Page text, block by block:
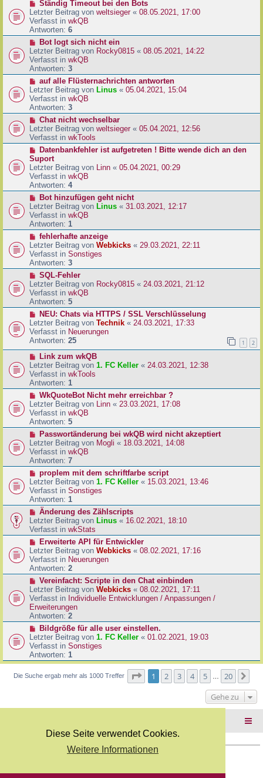
Diese Seite verwendet Cookies.
Weitere Informationen
g
B
e
i
t
a
g
N
e
u
e
r
B
e
i
t
a
g
Ständig Timeout bei den Bots
Letzter Beitrag von weltsieger« 08.05.2021, 17:00
Verfasst in wkQB
Antworten: 6
N
e
u
e
r
B
e
i
t
a
g
Bot logt sich nicht ein
Letzter Beitrag von Rocky0815 « 08.05.2021, 14:22
Verfasst in wkQB
Antworten: 3
N
e
u
e
r
B
e
i
r
a
g
auf alle Flüsternachrichten antworten
Letzter Beitrag von Linus « 05.04.2021, 15:04
Verfasst in wkQB
Antworten: 3
N
e
u
e
B
e
i
t
a
g
Chat nicht wechselbar
Letzter Beitrag von weltsieger « 05.04.2021, 12:56
Verfasst in wkTools
N
e
u
e
r
B
e
i
t
r
a
g
Datenbankfehler ist aufgetreten ! Bitte wende dich an den
Suport
Letzter Beitrag von Linn « 05.04.2021, 00:29
Verfasst in wkQB
Antworten: 4
N
e
u
e
r
B
e
i
t
a
g
Bot hinzufügen geht nicht
Letzter Beitrag von Linus « 31.03.2021, 12:17
Verfasst in wkQB
Antworten: 1
N
e
u
e
r
B
e
i
t
a
g
fehlerhafte anzeige
Letzter Beitrag von Webkicks « 29.03.2021, 22:11
Verfasst in Sonstiges
Antworten: 3
N
e
u
e
r
B
e
i
t
a
g
SQL-Fehler
Letzter Beitrag von Rocky0815 « 24.03.2021, 21:12
Verfasst in wkQB
Antworten: 5
N
e
u
e
r
B
e
i
t
a
g
NEU: Chats via HTTPS / SSL Verschlüsselung
Letzter Beitrag von Technik « 24.03.2021, 17:33
Verfasst in Neuerungen
Antworten: 25 1 2
N
e
u
e
r
B
e
i
t
a
g
Link zum wkQB
Letzter Beitrag von 1. FC Keller « 24.03.2021, 12:38
Verfasst in wkTools
Antworten: 1
N
e
u
e
r
B
e
i
t
a
g
WkQuoteBot Nicht mehr erreichbar ?
Letzter Beitrag von Linn « 23.03.2021, 17:08
Verfasst in wkQB
Antworten: 5
N
e
u
e
r
B
e
i
t
a
g
Passwortänderung bei wkQB wird nicht akzeptiert
Letzter Beitrag von Mogli « 18.03.2021, 14:08
Verfasst in wkQB
Antworten: 7
N
e
u
e
r
B
e
i
r
a
g
proplem mit dem schriftfarbe script
Letzter Beitrag von 1. FC Keller « 15.03.2021, 13:46
Verfasst in Sonstiges
Antworten: 1
N
e
u
e
r
B
e
i
r
a
g
Änderung des Zählscripts
Letzter Beitrag von Linus « 16.02.2021, 18:10
Verfasst in wkStats
N
e
u
e
r
B
e
i
t
r
a
g
Erweiterte API für Entwickler
Letzter Beitrag von Webkicks « 08.02.2021, 17:16
Verfasst in Neuerungen
Antworten: 2
N
e
u
e
r
B
e
i
t
r
g
Vereinfacht: Scripte in den Chat einbinden
Letzter Beitrag von Webkicks « 08.02.2021, 17:11
Verfasst in Individuelle Entwicklungen / Anpassungen /
Erweiterungen
Antworten: 2
N
e
u
e
r
B
e
r
Bildgröße für alle user einstellen.
Letzter Beitrag von 1. FC Keller « 01.02.2021, 19:03
Verfasst in Sonstiges
Antworten: 1
Die Suche ergab mehr als 1000 Treffer Seite von
1 2 3 4 5 20
Gehe zu
Deutsche Übersetzung durchphpBB.de